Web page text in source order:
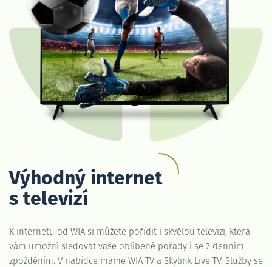
Výhodný internet
s televizí
K internetu od WIA si můžete pořídit i skvělou televizi, která
vám umožní sledovat vaše oblíbené pořady i se 7 denním
zpožděním. V nabídce máme WIA TV a Skylink Live TV. Služby se